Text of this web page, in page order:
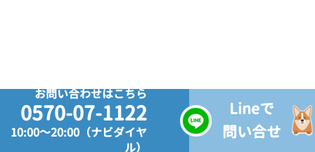
お問い合わせはこちら
0570-07-1122
10:00～20:00（ナビダイヤ
ル）
Lineで
問い合せ